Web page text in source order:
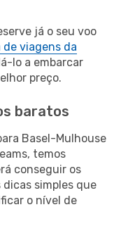
já o seu voo
de viagens da
lo a embarcar
preço.
baratos
Basel-Mulhouse
temos
conseguir os
simples que
o nível de